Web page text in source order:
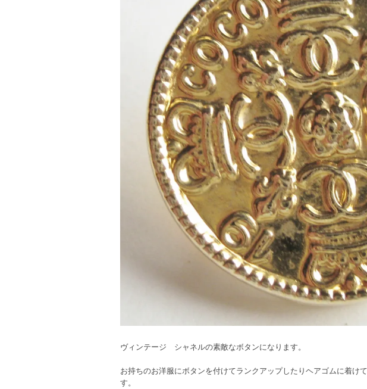
ヴィンテージ シャネルの素敵なボタンになります。
お持ちのお洋服にボタンを付けてランクアップしたりヘアゴムに着
す。